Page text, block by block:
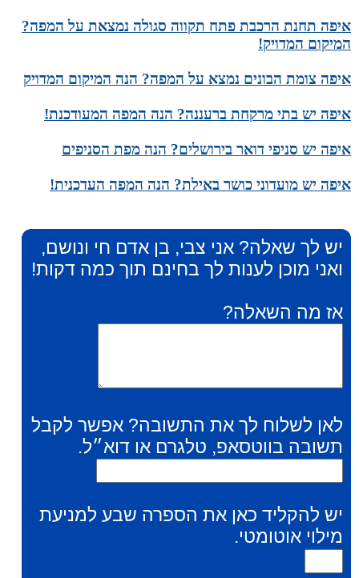
איפה תחנת הרכבת פתח תקווה סגולה נמצאת על המפה?
המיקום המדויק!
איפה צומת הבונים נמצא על המפה? הנה המיקום המדויק
איפה יש בתי מרקחת ברעננה? הנה המפה המעודכנת!
איפה יש סניפי דואר בירושלים? הנה מפת הסניפים
איפה יש מועדוני כושר באילת? הנה המפה העדכנית!
יש לך שאלה? אני צבי, בן אדם חי ונושם,
ואני מוכן לענות לך בחינם תוך כמה דקות!
אז מה השאלה?
לאן לשלוח לך את התשובה? אפשר לקבל
תשובה בווטסאפ, טלגרם או דוא״ל.
יש להקליד כאן את הספרה שבע למניעת
מילוי אוטומטי.